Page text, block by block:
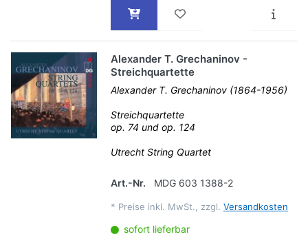
Alexander T. Grechaninov -
Streichquartette
Alexander T. Grechaninov (1864-1956)
Streichquartette
op. 74 und op. 124
Utrecht String Quartet
Art.-Nr. MDG 603 1388-2
* Preise inkl. MwSt., zzgl. Versandkosten
sofort lieferbar